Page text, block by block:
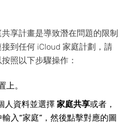
享計畫是導致潛在問題的限制
到任何 iCloud 家庭計劃，請
照以下步驟操作：
上。
人資料並選擇 家庭共享或者，
入“家庭”，然後點擊對應的圖